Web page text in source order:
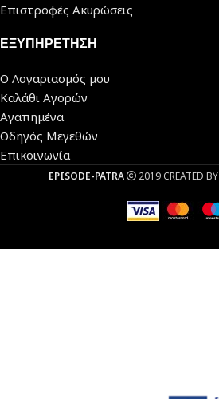
Επιστροφές Ακυρώσεις
ΕΞΥΠΗΡΕΤΗΣΗ
Ο Λογαριασμός μου
Καλάθι Αγορών
Αγαπημένα
Οδηγός Μεγεθών
Επικοινωνία
EPISODE-PATRA 2019 CREATED BY